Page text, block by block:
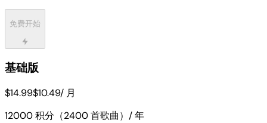
免费开始
基础版
$14.99$10.49/ 月
12000 积分（2400 首歌曲）/ 年